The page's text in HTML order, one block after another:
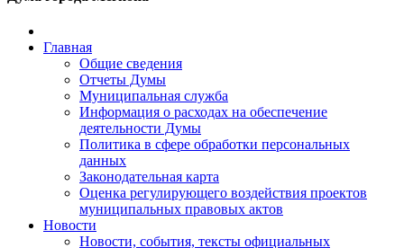
Главная
Общие сведения
Отчеты Думы
Муниципальная служба
Информация о расходах на обеспечение
деятельности Думы
Политика в сфере обработки персональных
данных
Законодательная карта
Оценка регулирующего воздействия проектов
муниципальных правовых актов
Новости
Новости, события, тексты официальных